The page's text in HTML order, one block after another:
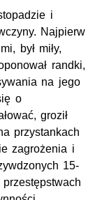
i
Najpierw
był miły,
randki,
na jego
o
groził
przystankach
zagrożenia i
15-